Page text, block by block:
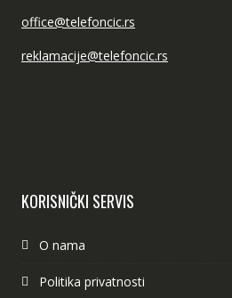
office@telefoncic.rs
reklamacije@telefoncic.rs
KORISNIČKI SERVIS
O nama
Politika privatnosti